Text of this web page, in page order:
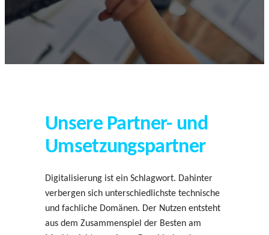
Unsere Partner- und
Umsetzungspartner
​Digitalisierung ist ein Schlagwort. Dahinter
verbergen sich unterschiedlichste technische
und fachliche Domänen. Der Nutzen entsteht
aus dem Zusammenspiel der Besten am